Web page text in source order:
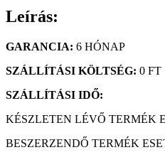
Leírás:
GARANCIA: 6 HÓNAP
SZÁLLÍTÁSI KÖLTSÉG: 0 FT
SZÁLLÍTÁSI IDŐ:
KÉSZLETEN LÉVŐ TERMÉK
BESZERZENDŐ TERMÉK